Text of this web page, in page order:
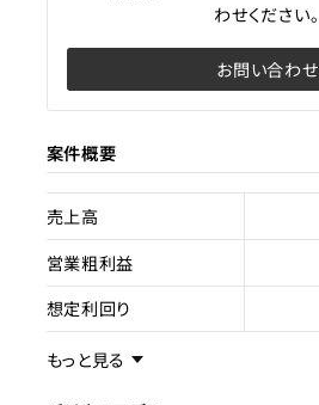
わせください。
お問い合わせ
案件概要
売上高
営業粗利益
想定利回り
売却スキーム
もっと見る